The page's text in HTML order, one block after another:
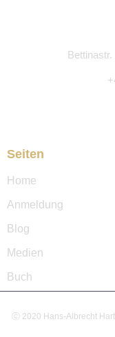
Seiten
Home
Anmeldung
Blog
Medien
Buch
Ⓒ 2020 Hans-Albrecht